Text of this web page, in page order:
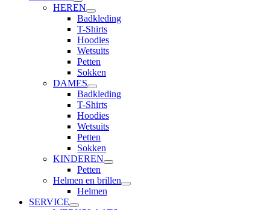
HEREN
Badkleding
T-Shirts
Hoodies
Wetsuits
Petten
Sokken
DAMES
Badkleding
T-Shirts
Hoodies
Wetsuits
Petten
Sokken
KINDEREN
Petten
Helmen en brillen
Helmen
SERVICE